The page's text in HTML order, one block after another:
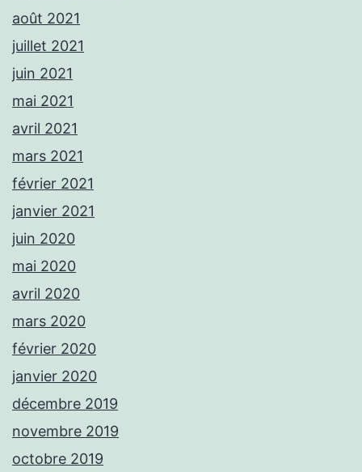
août 2021
juillet 2021
juin 2021
mai 2021
avril 2021
mars 2021
février 2021
janvier 2021
juin 2020
mai 2020
avril 2020
mars 2020
février 2020
janvier 2020
décembre 2019
novembre 2019
octobre 2019